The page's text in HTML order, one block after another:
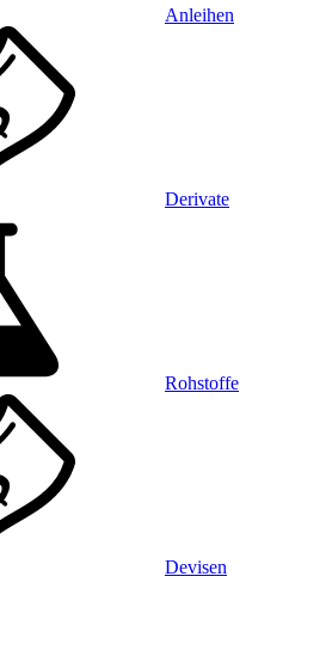
Anleihen
Derivate
Rohstoffe
Devisen